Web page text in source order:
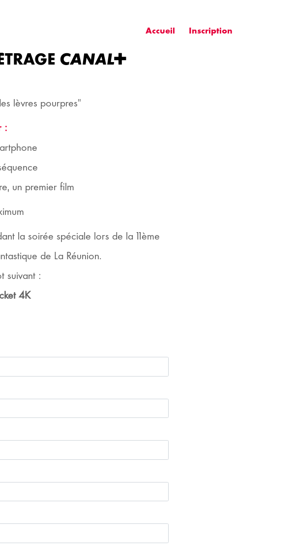
Accueil Inscription
MÉTRAGE 
lèvres pourpres"
:
un premier film
la soirée spéciale lors de la 11ème
de La Réunion.
suivant :
4K